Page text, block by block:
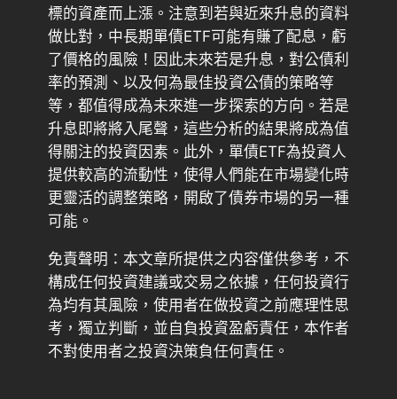
標的資產而上漲。注意到若與近來升息的資料
做比對，中長期單債ETF可能有賺了配息，虧
了價格的風險！因此未來若是升息，對公債利
率的預測、以及何為最佳投資公債的策略等
等，都值得成為未來進一步探索的方向。若是
升息即將將入尾聲，這些分析的結果將成為值
得關注的投資因素。此外，單債ETF為投資人
提供較高的流動性，使得人們能在市場變化時
更靈活的調整策略，開啟了債券市場的另一種
可能。
免責聲明：本文章所提供之内容僅供參考，不
構成任何投資建議或交易之依據，任何投資行
為均有其風險，使用者在做投資之前應理性思
考，獨立判斷，並自負投資盈虧責任，本作者
不對使用者之投資決策負任何責任。